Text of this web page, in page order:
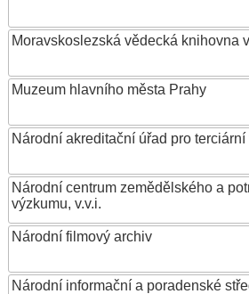
Moravskoslezská vědecká knihovna
Muzeum hlavního města Prahy
Národní akreditační úřad pro
Národní centrum zemědělského a
výzkumu, v.v.i.
Národní filmový archiv
Národní informační a poradenské